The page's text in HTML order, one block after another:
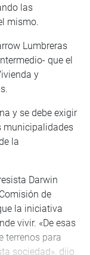
las
mismo.
Lumbreras
que el
y
y se debe exigir
municipalidades
la
Darwin
de
la iniciativa
vivir. «De esas
terrenos para
sociedad», dijo.